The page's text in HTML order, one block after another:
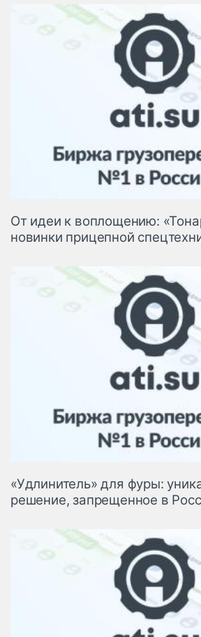
От идеи к воплощению:
новинки прицепной
«Удлинитель» для фуры:
решение, запрещенное в